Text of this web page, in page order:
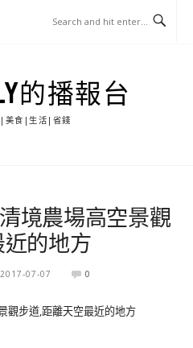
的播報台
美食|生活|省錢
境農場高空景觀
的地方
2017-07-07 0